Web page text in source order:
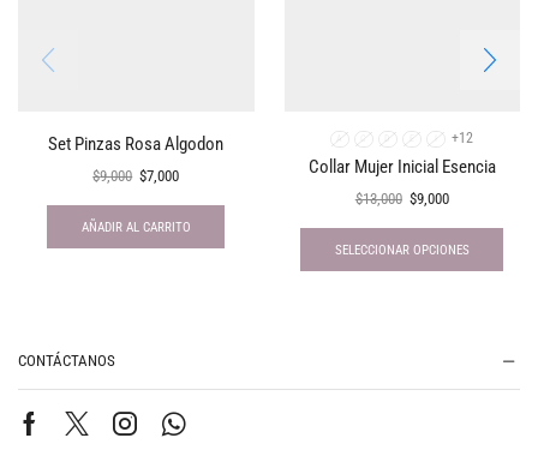
Set Pinzas Rosa Algodon
$9,000 $7,000
AÑADIR AL CARRITO
A C D E +12
Collar Mujer Inicial Esencia
$13,000 $9,000
SELECCIONAR OPCIONES
CONTÁCTANOS